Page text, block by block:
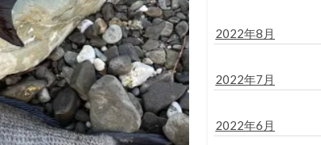
2022年8月
2022年7月
2022年6月